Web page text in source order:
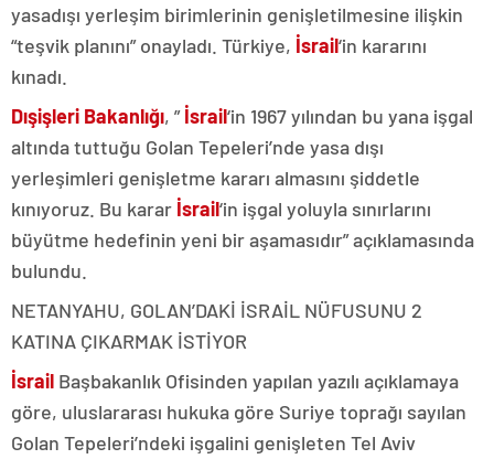
yasadışı yerleşim birimlerinin genişletilmesine ilişkin
“teşvik planını” onayladı. Türkiye, İsrail‘in kararını
kınadı.
Dışişleri Bakanlığı, ”İsrail‘in 1967 yılından bu yana işgal
altında tuttuğu Golan Tepeleri’nde yasa dışı
yerleşimleri genişletme kararı almasını şiddetle
kınıyoruz. Bu karar İsrail‘in işgal yoluyla sınırlarını
büyütme hedefinin yeni bir aşamasıdır” açıklamasında
bulundu.
NETANYAHU, GOLAN’DAKİ İSRAİL NÜFUSUNU 2
KATINA ÇIKARMAK İSTİYOR
İsrail Başbakanlık Ofisinden yapılan yazılı açıklamaya
göre, uluslararası hukuka göre Suriye toprağı sayılan
Golan Tepeleri’ndeki işgalini genişleten Tel Aviv